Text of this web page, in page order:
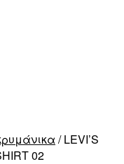
/ LEVI’S
02